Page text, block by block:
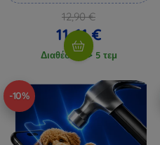
12,90 €
11,61 €
Διαθέσιμο > 5 τεμ
-10%